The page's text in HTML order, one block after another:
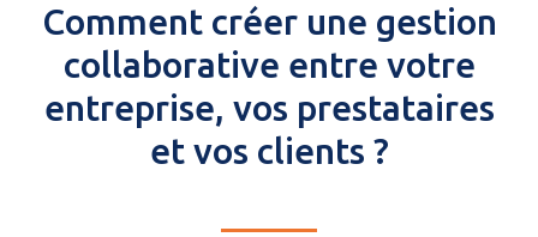
Comment créer une gestion
collaborative entre votre
entreprise, vos prestataires
et vos clients ?